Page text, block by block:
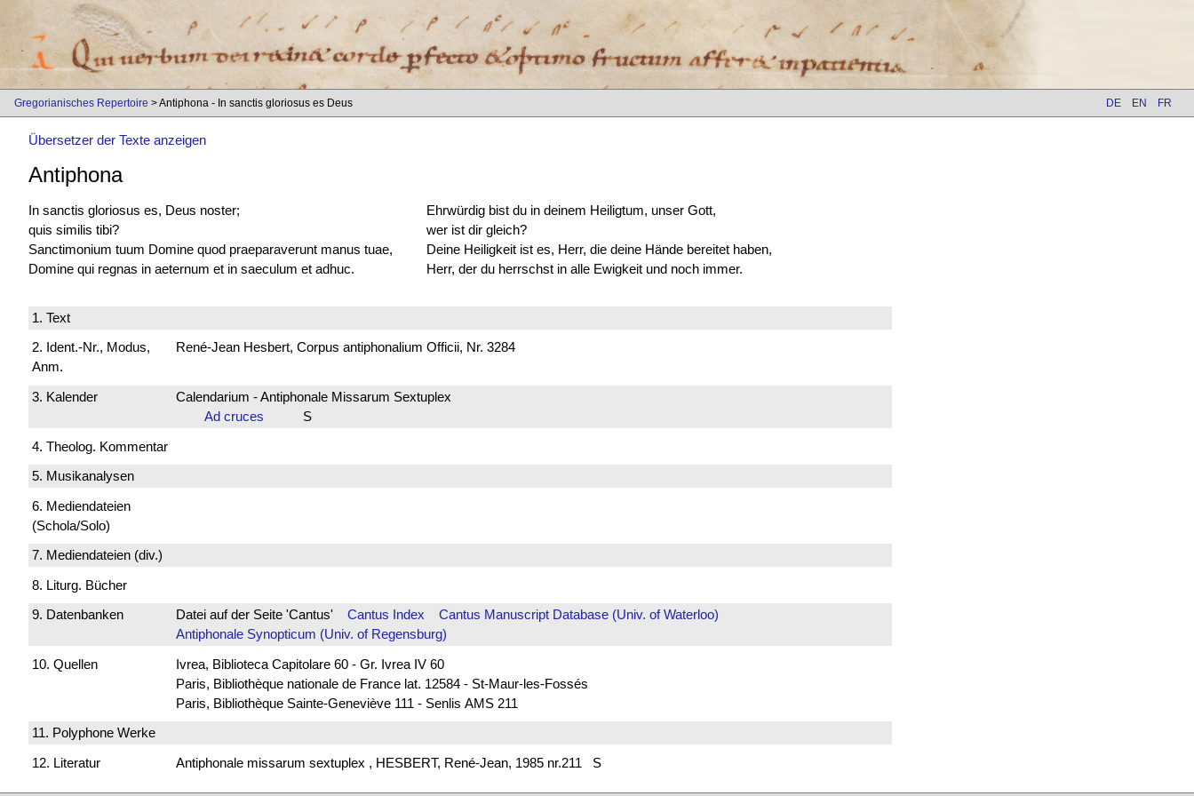
Gregorianisches Repertoire > Antiphona - In sanctis gloriosus es Deus DE EN FR
Übersetzer der Texte anzeigen
Antiphona
In sanctis gloriosus es, Deus noster;
quis similis tibi?
Sanctimonium tuum Domine quod praeparaverunt manus tuae,
Domine qui regnas in aeternum et in saeculum et adhuc.
Ehrwürdig bist du in deinem Heiligtum, unser Gott,
wer ist dir gleich?
Deine Heiligkeit ist es, Herr, die deine Hände bereitet haben,
Herr, der du herrschst in alle Ewigkeit und noch immer.
1. Text
2. Ident.-Nr., Modus,
Anm.
René-Jean Hesbert, Corpus antiphonalium Officii, Nr. 3284
3. Kalender
Calendarium - Antiphonale Missarum Sextuplex
Ad cruces
S
4. Theolog. Kommentar
5. Musikanalysen
6. Mediendateien
(Schola/Solo)
7. Mediendateien (div.)
8. Liturg. Bücher
9. Datenbanken
Datei auf der Seite 'Cantus' Cantus Index
Cantus Manuscript Database (Univ. of Waterloo)
Antiphonale Synopticum (Univ. of Regensburg)
10. Quellen
Ivrea, Biblioteca Capitolare 60 - Gr. Ivrea IV 60
Paris, Bibliothèque nationale de France lat. 12584 - St-Maur-les-Fossés
Paris, Bibliothèque Sainte-Geneviève 111 - Senlis AMS 211
11. Polyphone Werke
12. Literatur
Antiphonale missarum sextuplex , HESBERT, René-Jean, 1985 nr.211 S